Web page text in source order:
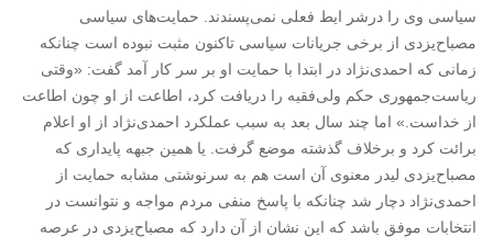
سیاسی وی را درشر ایط فعلی نمی‌پسندند. حمایت‌های سیاسی
مصباح‌یزدی از برخی جریانات سیاسی تاکنون مثبت نبوده است چنانکه
زمانی که احمدی‌نژاد در ابتدا با حمایت او بر سر کار آمد گفت: «وقتی
ریاست‌جمهوری حکم ولی‌فقیه را دریافت کرد، اطاعت از او چون اطاعت
از خداست.» اما چند سال بعد به سبب عملکرد احمدی‌نژاد از او اعلام
برائت کرد و برخلاف گذشته موضع گرفت. یا همین جبهه پایداری که
مصباح‌یزدی لیدر معنوی آن است هم به سرنوشتی مشابه حمایت از
احمدی‌نژاد دچار شد چنانکه با پاسخ منفی مردم مواجه و نتوانست در
انتخابات موفق باشد که این نشان از آن دارد که مصباح‌یزدی در عرصه